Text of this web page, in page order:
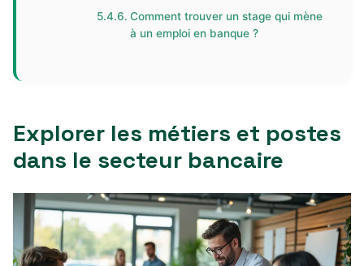
Comment trouver un stage qui mène
à un emploi en banque ?
Explorer les métiers et postes
dans le secteur bancaire